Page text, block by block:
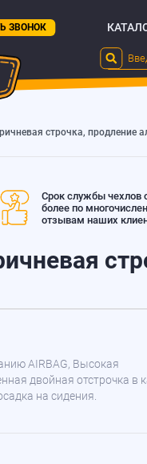
ЗВОНОК
строчка, продление
Срок службы чехлов
более по
отзывам наших
AIRBAG, Высокая
двойная отстрочка в
на сидения.